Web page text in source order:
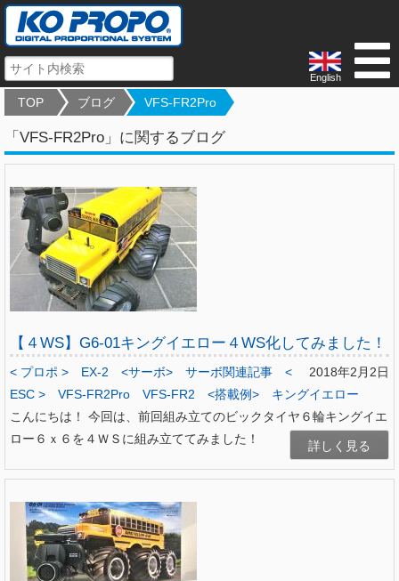
English
TOP ブログ VFS-FR2Pro
「VFS-FR2Pro」に関するブログ
【４WS】G6-01キングイエロー４WS化してみました！
2018年2月2日
< プロポ > EX-2 <サーボ> サーボ関連記事
<
ESC >
VFS-FR2Pro VFS-FR2 <搭載例>
キングイエロー
こんにちは！ 今回は、前回組み立てのビックタイヤ６輪キングイエ
ロー６ｘ６を４ＷＳに組み立ててみました！
詳しく見る